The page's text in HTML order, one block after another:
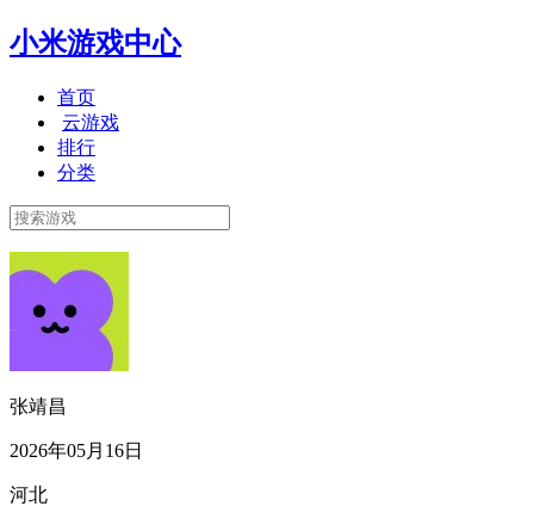
小米游戏中心
首页
云游戏
排行
分类
张靖昌
2026年05月16日
河北